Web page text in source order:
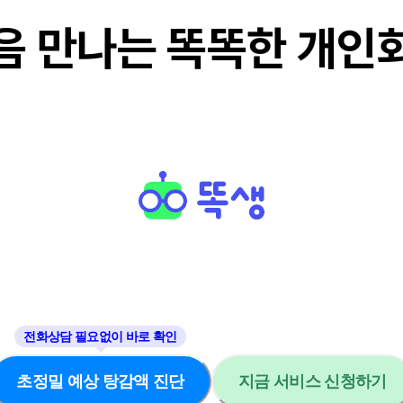
만나는 똑똑한 개인
초정밀 예상 탕감액 진단 지금 서비스 신청하기